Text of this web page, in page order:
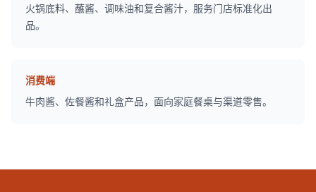
火锅底料、蘸酱、调味油和复合酱汁，服务门店标准化出
品。
消费端
牛肉酱、佐餐酱和礼盒产品，面向家庭餐桌与渠道零售。